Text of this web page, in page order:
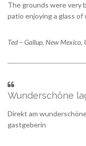
The grounds were very
patio enjoying a glass of
Ted – Gallup, New Mexico,
Wunderschöne
Direkt am
gastgeberin